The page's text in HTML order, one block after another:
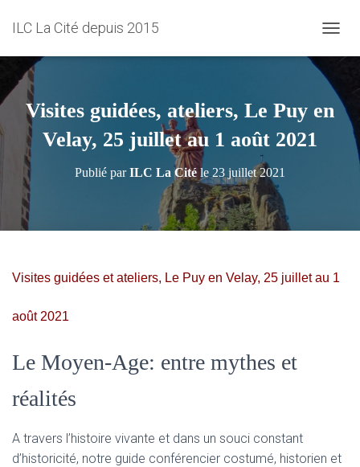
ILC La Cité depuis 2015
É
L
E
Visites guidées, ateliers, Le Puy en
Velay, 25 juillet au 1 août 2021
Publié parILC La Cité le 23 juillet 2021
Visites guidées et ateliers, Le Puy en Velay, 25 juillet au 1
août 2021
Le Moyen-Age: entre mythes et
réalités
A travers l’histoire vivante et dans un souci constant
d’historicité, notre guide conférencier costumé, historien et